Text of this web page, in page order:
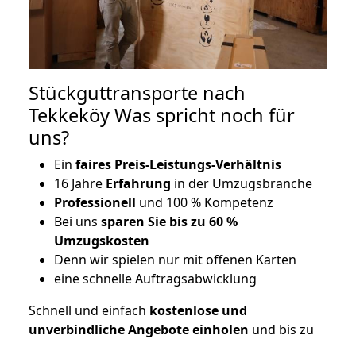
Stückguttransporte nach
Tekkeköy Was spricht noch für
uns?
Ein faires Preis-Leistungs-Verhältnis
16 Jahre Erfahrung in der Umzugsbranche
Professionell und 100 % Kompetenz
Bei uns sparen Sie bis zu 60 %
Umzugskosten
Denn wir spielen nur mit offenen Karten
eine schnelle Auftragsabwicklung
Schnell und einfach kostenlose und
unverbindliche Angebote einholen und bis zu